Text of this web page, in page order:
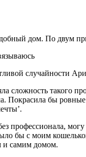
дом. По двум
случайности
сложность такого
Покрасила бы
профессионала,
бы с моим
и самим домом.